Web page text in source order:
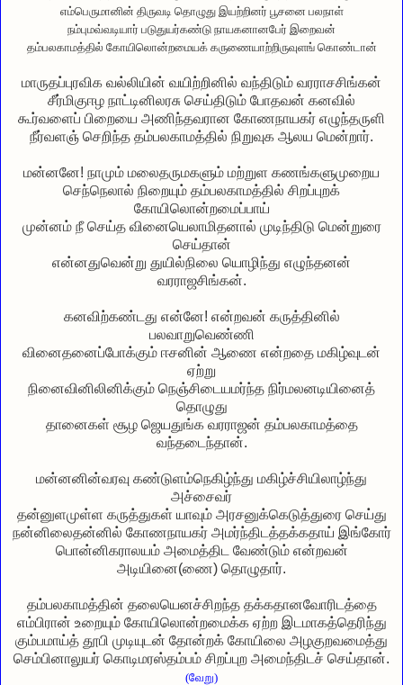
எம்பெருமானின் திருவடி தொழுது இயற்றினர் பூசனை பலநாள்
நம்புமவ்வடியார் படுதுயர்கண்டு நாயகனானபேர் இறைவன்
தம்பலகாமத்தில் கோயிலொன்றமையக் கருணையாற்றிருவுளங் கொண்டான்
மாருதப்புரவிக வல்லியின் வயிற்றினில் வந்திடும் வரராசசிங்கன்
சீர்மிகுஈழ நாட்டினிலரசு செய்திடும் போதவன் கனவில்
கூர்வளைப் பிறையை அணிந்தவரான கோணநாயகர் எழுந்தருளி
நீர்வளஞ் செறிந்த தம்பலகாமத்தில் நிறுவுக ஆலய மென்றார்.
மன்னனே! நாமும் மலைதருமகளும் மற்றுள கணங்களுமுறைய
செந்நெலால் நிறையும் தம்பலகாமத்தில் சிறப்புறக்
கோயிலொன்றமைப்பாய்
முன்னம் நீ செய்த வினையெலாமிதனால் முடிந்திடு மென்றுரை
செய்தான்
என்னதுவென்று துயில்நிலை யொழிந்து எழுந்தனன்
வரராஜசிங்கன்.
கனவிற்கண்டது என்னே! என்றவன் கருத்தினில்
பலவாறுவெண்ணி
வினைதனைப்போக்கும் ஈசனின் ஆணை என்றதை மகிழ்வுடன்
ஏற்று
நினைவினிலினிக்கும் நெஞ்சிடையமர்ந்த நிர்மலனடியினைத்
தொழுது
தானைகள் சூழ ஜெயதுங்க வரராஜன் தம்பலகாமத்தை
வந்தடைந்தான்.
மன்னனின்வரவு கண்டுளம்நெகிழ்ந்து மகிழ்ச்சியிலாழ்ந்து
அச்சைவர்
தன்னுளமுள்ள கருத்துகள் யாவும் அரசனுக்கெடுத்துரை செய்து
நன்னிலைதன்னில் கோணநாயகர் அமர்ந்திடத்தக்கதாய் இங்கோர்
பொன்னிகராலயம் அமைத்திட வேண்டும் என்றவன்
அடியினை(ணை) தொழுதார்.
தம்பலகாமத்தின் தலையெனச்சிறந்த தக்கதானவோரிடத்தை
எம்பிரான் உறையும் கோயிலொன்றமைக்க ஏற்ற இடமாகத்தெரிந்து
கும்பமாய்த் தூபி முடியுடன் தோன்றக் கோயிலை அழகுறவமைத்து
செம்பினாலுயர் கொடிமரஸ்தம்பம் சிறப்புற அமைந்திடச் செய்தான்.
(வேறு)